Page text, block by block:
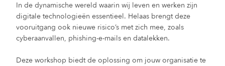
In de dynamische wereld waarin wij leven en werken zijn
digitale technologieën essentieel. Helaas brengt deze
vooruitgang ook nieuwe risico’s met zich mee, zoals
cyberaanvallen, phishing-e-mails en datalekken.
Deze workshop biedt de oplossing om jouw organisatie te